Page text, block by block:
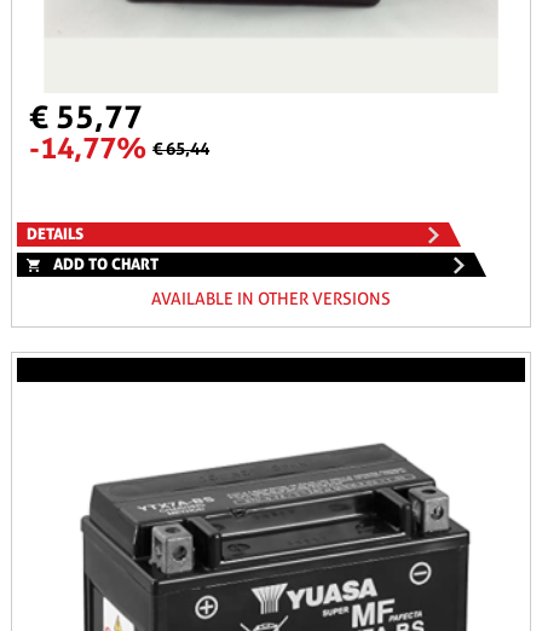
€ 55,77
-14,77% € 65,44
DETAILS
ADD TO CHART
AVAILABLE IN OTHER VERSIONS